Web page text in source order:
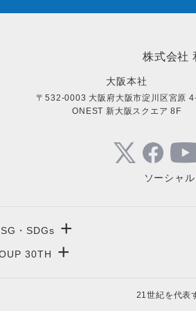
株式会社
大阪本社
〒532-0003 大阪府大阪市淀川区宮原
ONEST 新大阪スクエア 8F
ソーシャ
・SDGs +
- オンライン個別相談
30TH +
21世紀を代表